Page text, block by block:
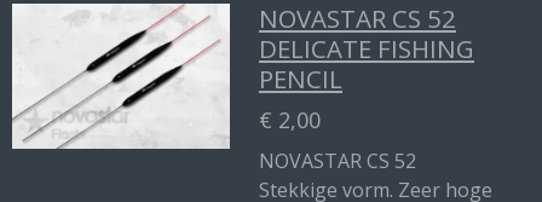
NOVASTAR CS 52
DELICATE FISHING
PENCIL
€ 2,00
NOVASTAR CS 52
Stekkige vorm. Zeer hoge